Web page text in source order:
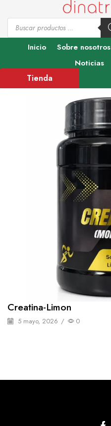
Inicio Sobre nosotros
Noticias
Tienda
Creatina-Limon
5 mayo, 2026 / 0